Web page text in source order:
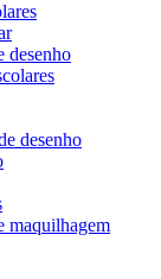
desenho
desenho
maquilhagem